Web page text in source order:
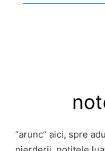
“arunc” aici, spre